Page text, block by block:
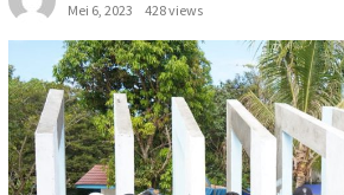
Mei 6, 2023
428 views